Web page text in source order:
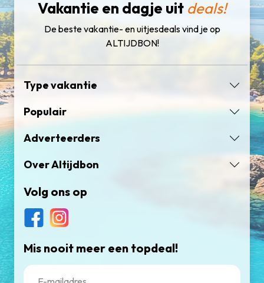
Vakantie en dagje uit deals!
De beste vakantie- en uitjesdeals vind je op
ALTIJDBON!
Type vakantie
Populair
Adverteerders
Over Altijdbon
Volg ons op
Mis nooit meer een topdeal!